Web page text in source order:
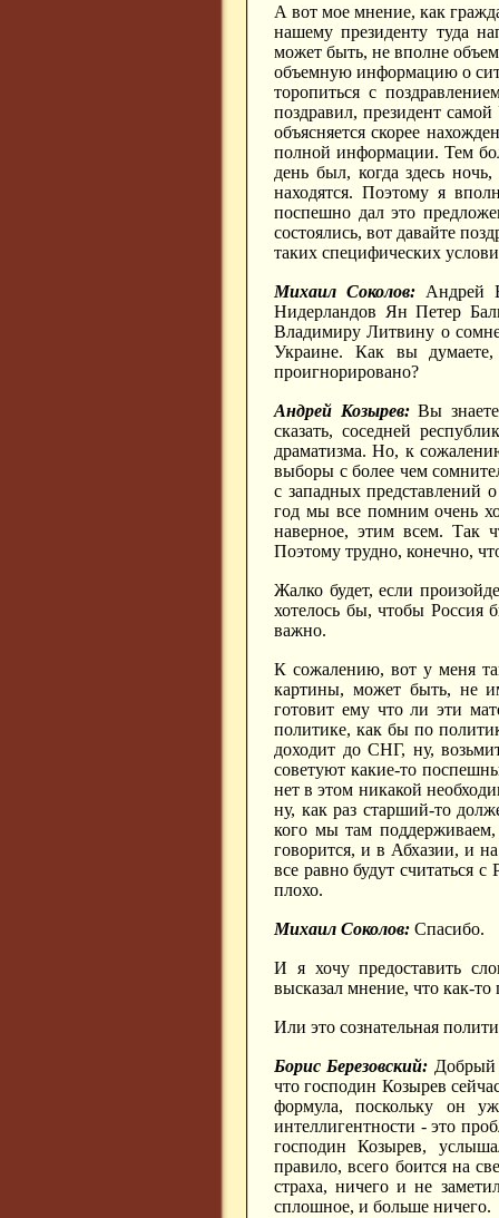
А вот мое мнение, как
нашему президенту туда
может быть, не вполне
объемную информацию о
торопиться с
поздравил, президент
объясняется скорее
полной информации. Тем
день был, когда здесь
находятся. Поэтому я
поспешно дал это
состоялись, вот давайте
таких специфических
Михаил Соколов:Андрей
Нидерландов Ян Петер
Владимиру Литвину о
Украине. Как вы
проигнорировано?
Андрей Козырев:Вы
сказать, соседней
драматизма. Но, к
выборы с более чем
с западных представлений
год мы все помним очень
наверное, этим всем. Так
Поэтому трудно, конечно,
Жалко будет, если
хотелось бы, чтобы Россия
важно.
К сожалению, вот у меня
картины, может быть, не
готовит ему что ли эти
политике, как бы по
доходит до СНГ, ну,
советуют какие-то
нет в этом никакой
ну, как раз старший-то
кого мы там
говорится, и в Абхазии, и
все равно будут считаться
плохо.
Михаил Соколов: Спасибо.
И я хочу предоставить
высказал мнение, что как-
Или это сознательная
Борис Березовский: Добрый
что господин Козырев
формула, поскольку он
интеллигентности - это
господин Козырев,
правило, всего боится на
страха, ничего и не
сплошное, и больше ничего.